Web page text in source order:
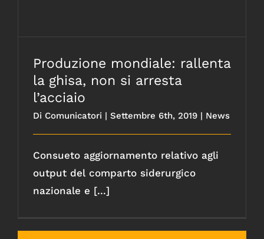
Produzione mondiale: rallenta
la ghisa, non si arresta
l’acciaio
Di Comunicatori | Settembre 6th, 2019 | News
Consueto aggiornamento relativo agli
output del comparto siderurgico
nazionale e [...]